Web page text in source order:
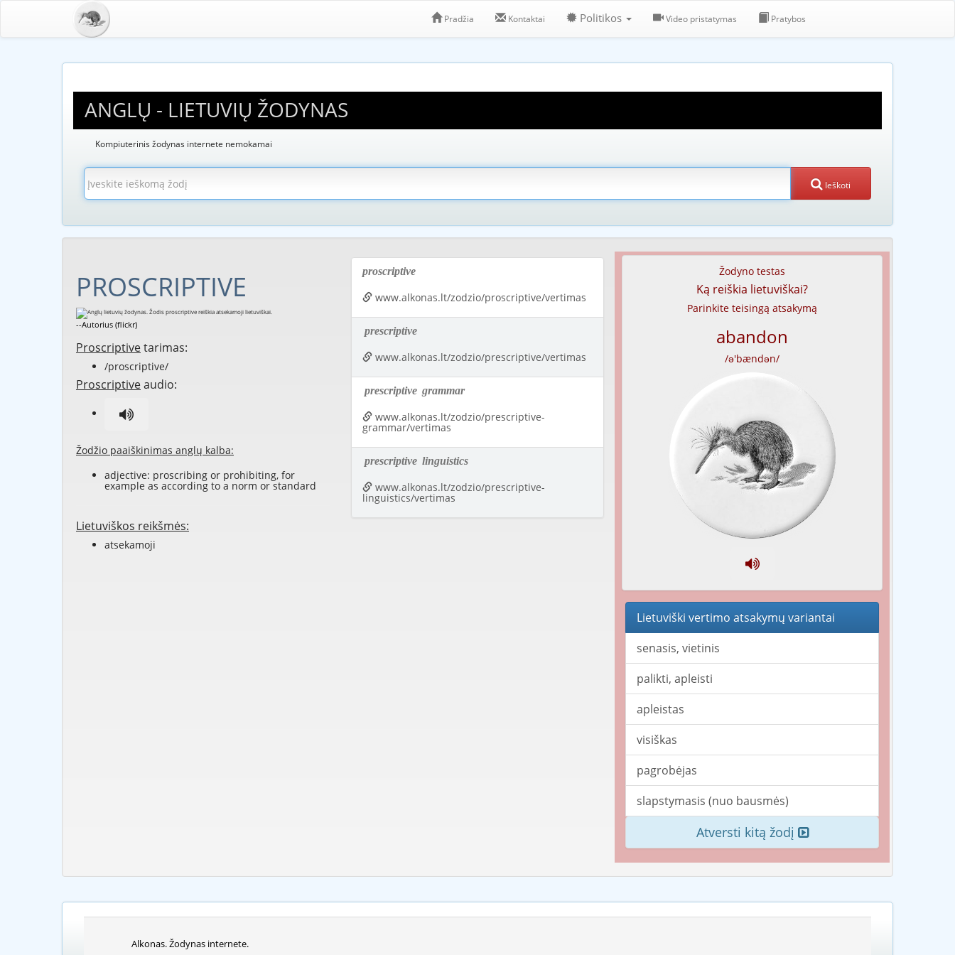
Pradžia Kontaktai Politikos Video pristatymas Pratybos
ANGLŲ - LIETUVIŲ ŽODYNAS
Kompiuterinis žodynas internete nemokamai
Ieškoti
PROSCRIPTIVE
--Autorius (flickr)
Proscriptivetarimas:
/proscriptive/
Proscriptiveaudio:
Žodžio paaiškinimas anglų kalba:
adjective: proscribing or prohibiting, for
example as according to a norm or standard
Lietuviškos reikšmės:
atsekamoji
proscriptive
www.alkonas.lt/zodzio/proscriptive/vertimas
prescriptive
www.alkonas.lt/zodzio/prescriptive/vertimas
prescriptive grammar
www.alkonas.lt/zodzio/prescriptive-
grammar/vertimas
prescriptive linguistics
www.alkonas.lt/zodzio/prescriptive-
linguistics/vertimas
Žodyno testas
Ką reiškia lietuviškai?
Parinkite teisingą atsakymą
abandon
/ə'bændən/
Lietuviški vertimo atsakymų variantai
senasis, vietinis
palikti, apleisti
apleistas
visiškas
pagrobėjas
slapstymasis (nuo bausmės)
Atversti kitą žodį
Alkonas. Žodynas internete.